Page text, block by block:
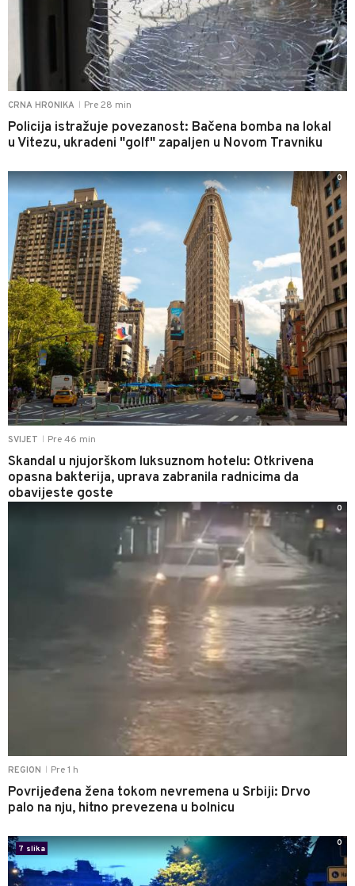
CRNA HRONIKA Pre 28 min
Policija istražuje povezanost: Bačena bomba na lokal
u Vitezu, ukradeni "golf" zapaljen u Novom Travniku
SVIJET Pre 46 min
Skandal u njujorškom luksuznom hotelu: Otkrivena
opasna bakterija, uprava zabranila radnicima da
obavijeste goste
0
REGION Pre 1 h
Povrijeđena žena tokom nevremena u Srbiji: Drvo
palo na nju, hitno prevezena u bolnicu
0
7 slika
0